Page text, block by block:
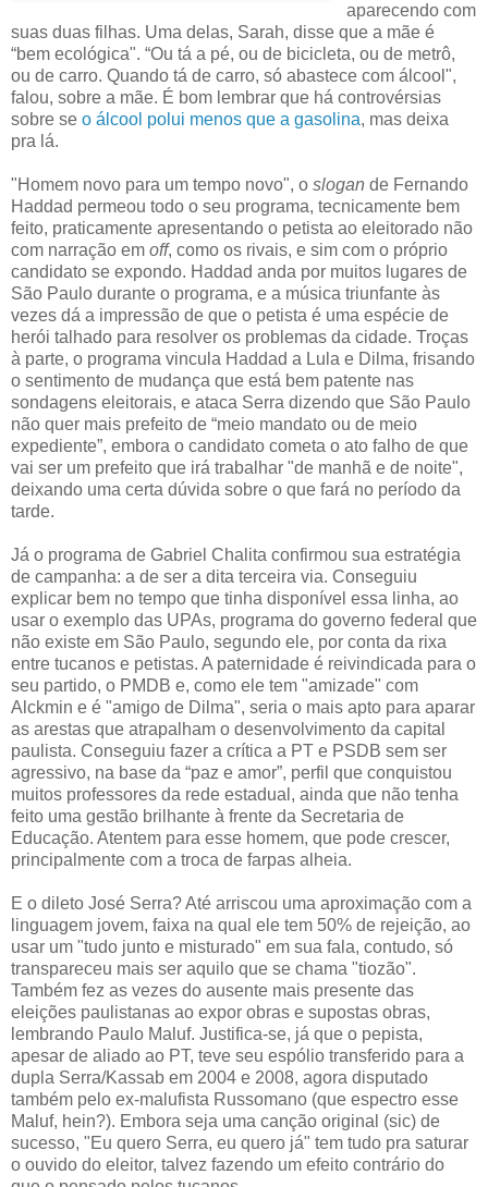
aparecendo com
suas duas filhas. Uma delas, Sarah, disse que a mãe é
“bem ecológica". “Ou tá a pé, ou de bicicleta, ou de metrô,
ou de carro. Quando tá de carro, só abastece com álcool",
falou, sobre a mãe. É bom lembrar que há controvérsias
sobre se o álcool polui menos que a gasolina, mas deixa
pra lá.
"Homem novo para um tempo novo", o slogan de Fernando
Haddad permeou todo o seu programa, tecnicamente bem
feito, praticamente apresentando o petista ao eleitorado não
com narração em off, como os rivais, e sim com o próprio
candidato se expondo. Haddad anda por muitos lugares de
São Paulo durante o programa, e a música triunfante às
vezes dá a impressão de que o petista é uma espécie de
herói talhado para resolver os problemas da cidade. Troças
à parte, o programa vincula Haddad a Lula e Dilma, frisando
o sentimento de mudança que está bem patente nas
sondagens eleitorais, e ataca Serra dizendo que São Paulo
não quer mais prefeito de “meio mandato ou de meio
expediente”, embora o candidato cometa o ato falho de que
vai ser um prefeito que irá trabalhar "de manhã e de noite",
deixando uma certa dúvida sobre o que fará no período da
tarde.
Já o programa de Gabriel Chalita confirmou sua estratégia
de campanha: a de ser a dita terceira via. Conseguiu
explicar bem no tempo que tinha disponível essa linha, ao
usar o exemplo das UPAs, programa do governo federal que
não existe em São Paulo, segundo ele, por conta da rixa
entre tucanos e petistas. A paternidade é reivindicada para o
seu partido, o PMDB e, como ele tem "amizade" com
Alckmin e é "amigo de Dilma", seria o mais apto para aparar
as arestas que atrapalham o desenvolvimento da capital
paulista. Conseguiu fazer a crítica a PT e PSDB sem ser
agressivo, na base da “paz e amor”, perfil que conquistou
muitos professores da rede estadual, ainda que não tenha
feito uma gestão brilhante à frente da Secretaria de
Educação. Atentem para esse homem, que pode crescer,
principalmente com a troca de farpas alheia.
E o dileto José Serra? Até arriscou uma aproximação com a
linguagem jovem, faixa na qual ele tem 50% de rejeição, ao
usar um "tudo junto e misturado" em sua fala, contudo, só
transpareceu mais ser aquilo que se chama "tiozão".
Também fez as vezes do ausente mais presente das
eleições paulistanas ao expor obras e supostas obras,
lembrando Paulo Maluf. Justifica-se, já que o pepista,
apesar de aliado ao PT, teve seu espólio transferido para a
dupla Serra/Kassab em 2004 e 2008, agora disputado
também pelo ex-malufista Russomano (que espectro esse
Maluf, hein?). Embora seja uma canção original (sic) de
sucesso, "Eu quero Serra, eu quero já" tem tudo pra saturar
o ouvido do eleitor, talvez fazendo um efeito contrário do